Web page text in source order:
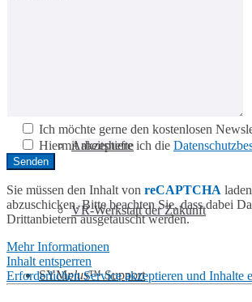
Arbeitshefte
VR-Werkstatt der Zukunft
SYMplus™ Support
Ich möchte gerne den kostenlosen
Hiermit akzeptiere ich die
Sie müssen den Inhalt von reCAPTCHA
abzuschicken. Bitte beachten Sie, dass dabei
Drittanbietern ausgetauscht werden.
Mehr Informationen
Inhalt entsperren
Erforderlichen Service akzeptieren und Inhalte